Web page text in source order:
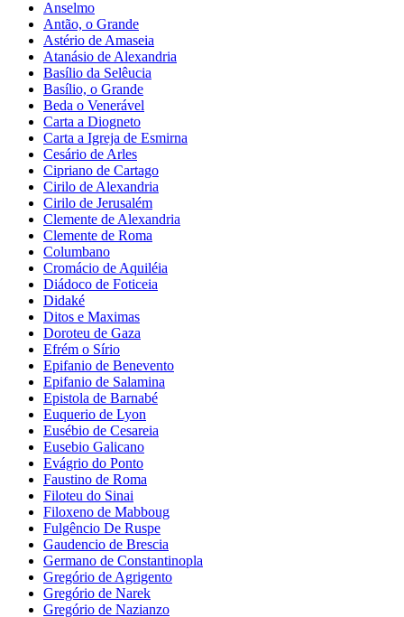
Anselmo
Antão, o Grande
Astério de Amaseia
Atanásio de Alexandria
Basílio da Selêucia
Basílio, o Grande
Beda o Venerável
Carta a Diogneto
Carta a Igreja de Esmirna
Cesário de Arles
Cipriano de Cartago
Cirilo de Alexandria
Cirilo de Jerusalém
Clemente de Alexandria
Clemente de Roma
Columbano
Cromácio de Aquiléia
Diádoco de Foticeia
Didaké
Ditos e Maximas
Doroteu de Gaza
Efrém o Sírio
Epifanio de Benevento
Epifanio de Salamina
Epistola de Barnabé
Euquerio de Lyon
Eusébio de Cesareia
Eusebio Galicano
Evágrio do Ponto
Faustino de Roma
Filoteu do Sinai
Filoxeno de Mabboug
Fulgêncio De Ruspe
Gaudencio de Brescia
Germano de Constantinopla
Gregório de Agrigento
Gregório de Narek
Gregório de Nazianzo